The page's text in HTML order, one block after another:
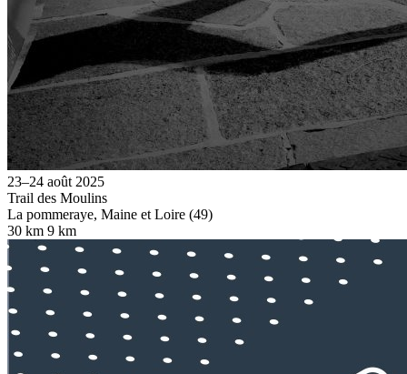
23–24 août 2025
Trail des Moulins
La pommeraye, Maine et Loire (49)
30 km 9 km